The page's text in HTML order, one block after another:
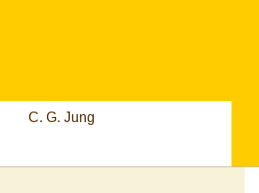
C. G. Jung